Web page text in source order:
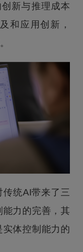
新与推理成本
和应用创新，
统AI带来了三
力的完善，其
体控制能力的